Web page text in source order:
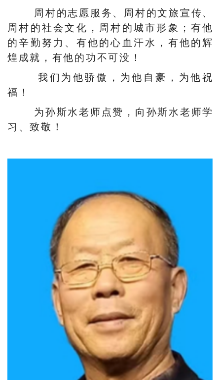
周村的志愿服务、周村的文旅宣传、
周村的社会文化，周村的城市形象；有他
的辛勤努力、有他的心血汗水，有他的辉
煌成就，有他的功不可没！
我们为他骄傲，为他自豪，为他祝
福！
为孙斯水老师点赞，向孙斯水老师学
习、致敬！